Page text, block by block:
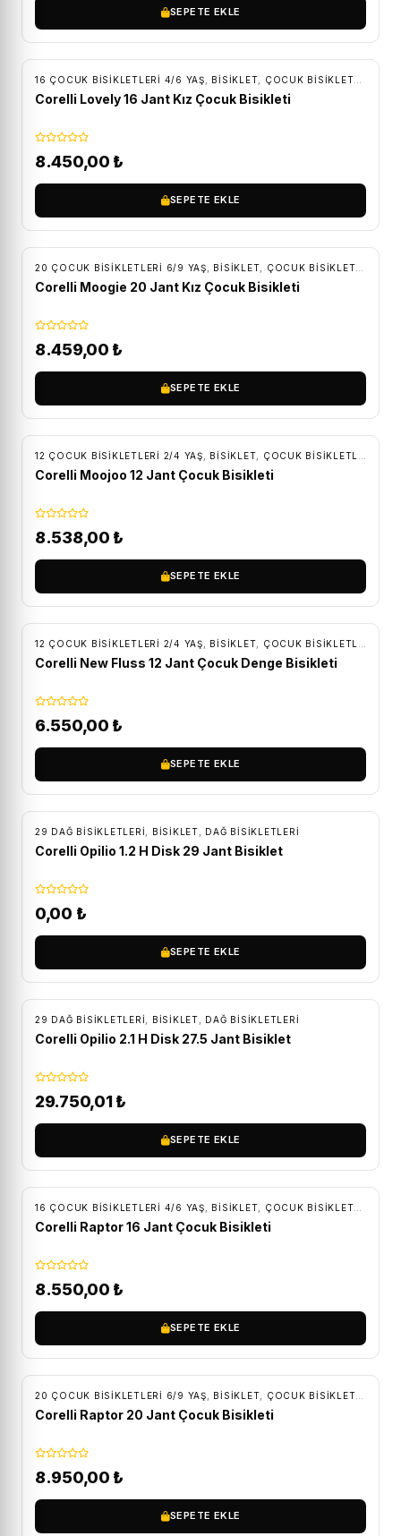
SEPETE EKLE
16 ÇOCUK BISIKLETLERI 4/6 YAŞ BİSİKLET ÇOCUK BISIKLETLERI
Corelli Lovely 16 Jant Kız Çocuk Bisikleti
8.450,00 ₺
SEPETE EKLE
20 ÇOCUK BISIKLETLERI 6/9 YAŞ BİSİKLET ÇOCUK BISIKLETLERI
Corelli Moogie 20 Jant Kız Çocuk Bisikleti
8.459,00 ₺
SEPETE EKLE
12 ÇOCUK BISIKLETLERI 2/4 YAŞ BİSİKLET ÇOCUK BISIKLETLERI
Corelli Moojoo 12 Jant Çocuk Bisikleti
8.538,00 ₺
SEPETE EKLE
12 ÇOCUK BISIKLETLERI 2/4 YAŞ BİSİKLET ÇOCUK BISIKLETLERI
Corelli New Fluss 12 Jant Çocuk Denge Bisikleti
6.550,00 ₺
SEPETE EKLE
29 DAĞ BISIKLETLERI BİSİKLET DAĞ BISIKLETLERI
Corelli Opilio 1.2 H Disk 29 Jant Bisiklet
0,00 ₺
SEPETE EKLE
29 DAĞ BISIKLETLERI BİSİKLET DAĞ BISIKLETLERI
Corelli Opilio 2.1 H Disk 27.5 Jant Bisiklet
29.750,01₺
SEPETE EKLE
16 ÇOCUK BISIKLETLERI 4/6 YAŞ BİSİKLET ÇOCUK BISIKLETLERI
Corelli Raptor 16 Jant Çocuk Bisikleti
8.550,00 ₺
SEPETE EKLE
20 ÇOCUK BISIKLETLERI 6/9 YAŞ BİSİKLET ÇOCUK BISIKLETLERI
Corelli Raptor 20 Jant Çocuk Bisikleti
8.950,00 ₺
SEPETE EKLE